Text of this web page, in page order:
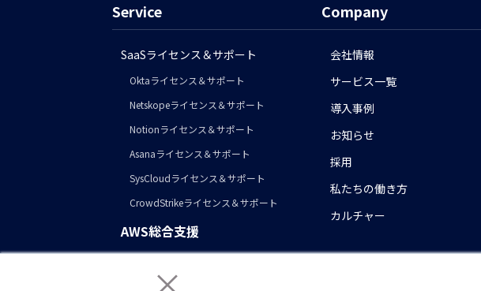
Service
SaaSライセンス＆サポート
Oktaライセンス＆サポート
Netskopeライセンス＆サポート
Notionライセンス＆サポート
Asanaライセンス＆サポート
SysCloudライセンス＆サポート
CrowdStrikeライセンス＆サポート
AWS総合支援
AWS導入コンサル・構築
AWS運用・保守代行
Company
会社情報
サービス一覧
導入事例
お知らせ
採用
私たちの働き方
カルチャー